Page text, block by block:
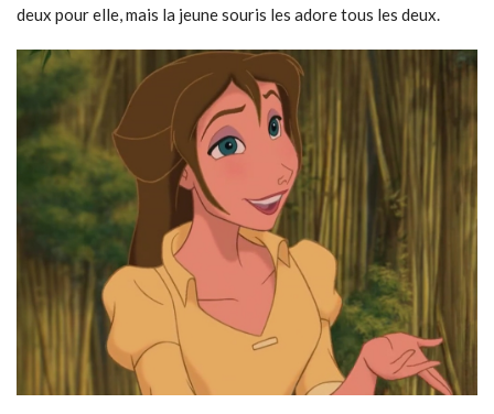
deux pour elle, mais la jeune souris les adore tous les deux.